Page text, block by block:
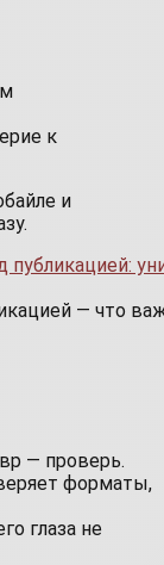
к
и
— что
— проверь.
форматы,
глаза не